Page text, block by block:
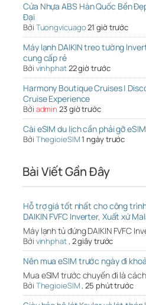
Cửa Nhựa ABS Hàn Quốc Bền
Đại
Bởi Tuongvicuago21 giờ trước
Máy lạnh DAIKIN treo tường
cung cấp rẻ
Bởi vinhphat22 giờ trước
Harmony Boutique Cruises |
Cruise Experience
Bởi admin 23 giờ trước
Cài eSIM du lịch cần phải gỡ
Bởi ThegioieSIM1 ngày trước
Bài Viết Gần Đây
Hỗ trợ giá tốt nhất cho công
DAIKIN FVFC Inverter, Xuất xứ
Máy lạnh tủ đứng DAIKIN FVFC
Bởi vinhphat, 2 giây trước
Nên mua eSIM trước ngày đi
Mua eSIM trước chuyến đi là
Bởi ThegioieSIM,25 phút trước